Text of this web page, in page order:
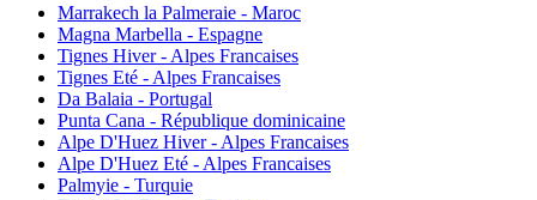
Marrakech la Palmeraie - Maroc
Magna Marbella - Espagne
Tignes Hiver - Alpes Francaises
Tignes Eté - Alpes Francaises
Da Balaia - Portugal
Punta Cana - République dominicaine
Alpe D'Huez Hiver - Alpes Francaises
Alpe D'Huez Eté - Alpes Francaises
Palmyie - Turquie